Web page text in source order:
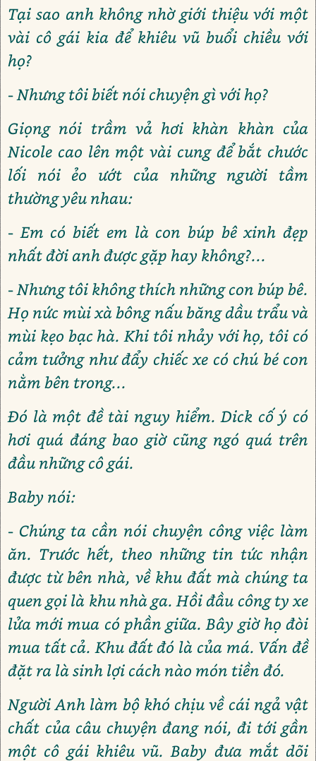
Tại sao anh không nhờ giới thiệu với một
vài cô gái kia để khiêu vũ buổi chiều với
họ?
- Nhưng tôi biết nói chuyện gì với họ?
Giọng nói trầm vả hơi khàn khàn của
Nicole cao lên một vài cung để bắt chước
lối nói ẻo ướt của những người tầm
thường yêu nhau:
- Em có biết em là con búp bê xinh đẹp
nhất đời anh được gặp hay không?...
- Nhưng tôi không thích những con búp bê.
Họ nức mùi xà bông nấu băng dầu trẩu và
mùi kẹo bạc hà. Khi tôi nhảy với họ, tôi có
cảm tưởng như đẩy chiếc xe có chú bé con
nằm bên trong...
Đó là một đề tài nguy hiểm. Dick cố ý có
hơi quá đáng bao giờ cũng ngó quá trên
đầu những cô gái.
Baby nói:
- Chúng ta cần nói chuyện công việc làm
ăn. Trước hết, theo những tin tức nhận
được từ bên nhà, về khu đất mà chúng ta
quen gọi là khu nhà ga. Hồi đầu công ty xe
lửa mới mua có phần giữa. Bây giờ họ đòi
mua tất cả. Khu đất đó là của má. Vấn đề
đặt ra là sinh lợi cách nào món tiền đó.
Người Anh làm bộ khó chịu về cái ngả vật
chất của câu chuyện đang nói, đi tới gần
một cô gái khiêu vũ. Baby đưa mắt dõi